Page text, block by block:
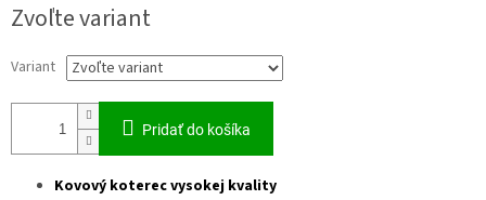
cena:
Zvoľte variant
Variant
Pridať do košíka
Kovový koterec vysokej kvality